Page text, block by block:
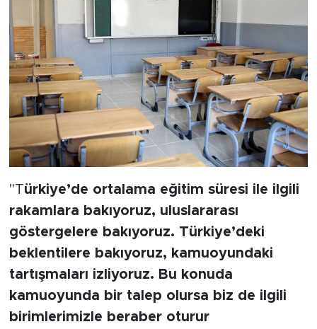
"Türkiye’de ortalama eğitim süresi ile ilgili
rakamlara bakıyoruz, uluslararası
göstergelere bakıyoruz. Türkiye’deki
beklentilere bakıyoruz, kamuoyundaki
tartışmaları izliyoruz. Bu konuda
kamuoyunda bir talep olursa biz de ilgili
birimlerimizle beraber oturur